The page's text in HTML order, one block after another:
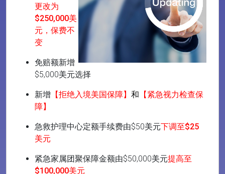
更改为
$250,000美
元，保费不
变
免赔额新增
$5,000美元选择
新增 【拒绝入境美国保障】 和 【紧急视力检查保
障】
急救护理中心定额手续费由$50美元下调至$25
美元
紧急家属团聚保障金额由$50,000美元提高至
$100,000美元